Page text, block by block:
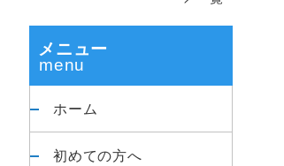
ド
バ
ー
メニュー
ホーム
初めての方へ